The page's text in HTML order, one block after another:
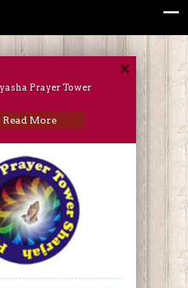
Prayer Tower
Read More